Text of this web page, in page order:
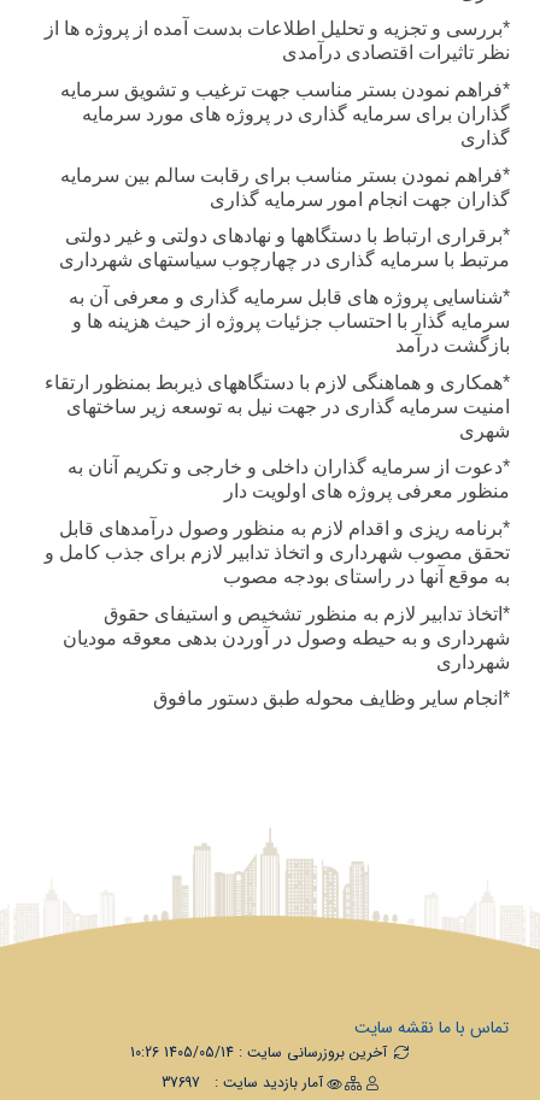
*بررسی و تجزیه و تحلیل اطلاعات بدست آمده از پروژه ها از
نظر تاثیرات اقتصادی درآمدی
*فراهم نمودن بستر مناسب جهت ترغیب و تشویق سرمایه
گذاران برای سرمایه گذاری در پروژه های مورد سرمایه
گذاری
*فراهم نمودن بستر مناسب برای رقابت سالم بین سرمایه
گذاران جهت انجام امور سرمایه گذاری
*برقراری ارتباط با دستگاهها و نهادهای دولتی و غیر دولتی
مرتبط با سرمایه گذاری در چهارچوب سیاستهای شهرداری
*شناسایی پروژه های قابل سرمایه گذاری و معرفی آن به
سرمایه گذار با احتساب جزئیات پروژه از حیث هزینه ها و
بازگشت درآمد
*همکاری و هماهنگی لازم با دستگاههای ذیربط بمنظور ارتقاء
امنیت سرمایه گذاری در جهت نیل به توسعه زیر ساختهای
شهری
*دعوت از سرمایه گذاران داخلی و خارجی و تکریم آنان به
منظور معرفی پروژه های اولویت دار
*برنامه ریزی و اقدام لازم به منظور وصول درآمدهای قابل
تحقق مصوب شهرداری و اتخاذ تدابیر لازم برای جذب کامل و
به موقع آنها در راستای بودجه مصوب
*اتخاذ تدابیر لازم به منظور تشخیص و استیفای حقوق
شهرداری و به حیطه وصول در آوردن بدهی معوقه مودیان
شهرداری
*انجام سایر وظایف محوله طبق دستور مافوق
تماس با ما نقشه سایت
آخرین بروزرسانی سایت : 1405/05/14 10:26
آمار بازدید سایت :
37697